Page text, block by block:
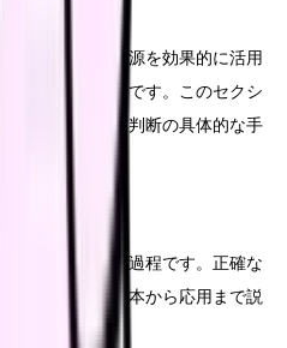
限られた医療資源を効果的に活用
めの重要な技術です。このセクシ
方法と、緊急度判断の具体的な手
決定する重要な過程です。正確な
術について、基本から応用まで説